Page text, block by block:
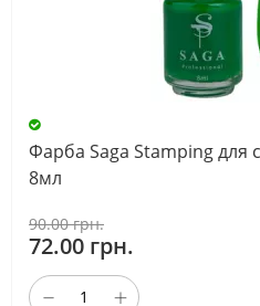
Фарба Saga Stamping для
8мл
90.00 грн.
72.00 грн.